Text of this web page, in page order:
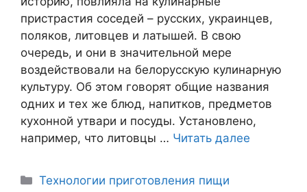
пристрастия соседей – русских, украинцев,
поляков, литовцев и латышей. В свою
очередь, и они в значительной мере
воздействовали на белорусскую кулинарную
культуру. Об этом говорят общие названия
одних и тех же блюд, напитков, предметов
кухонной утвари и посуды. Установлено,
например, что литовцы … Читать далее
Рубрики
Технологии приготовления пищи